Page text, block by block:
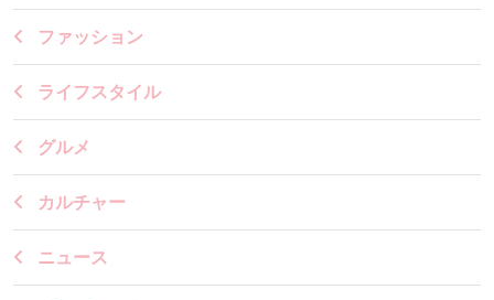
ファッション
ライフスタイル
グルメ
カルチャー
ニュース